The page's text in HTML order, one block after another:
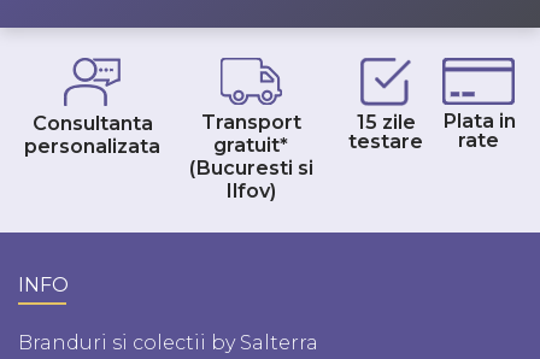
Consultanta
personalizata
Transport
gratuit*
(Bucuresti si
Ilfov)
15 zile
testare
Plata in
rate
INFO
Branduri si colectii by Salterra